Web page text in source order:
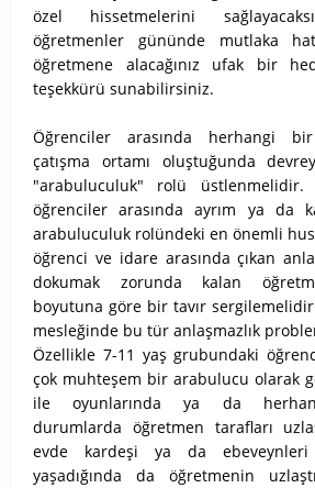
özel hissetmelerini
öğretmenler gününde mutlaka
öğretmene alacağınız ufak bir
teşekkürü sunabilirsiniz.
Öğrenciler arasında herhangi
çatışma ortamı oluştuğunda
"arabuluculuk" rolü üstlenmelidir.
öğrenciler arasında ayrım ya da
arabuluculuk rolündeki en önemli
öğrenci ve idare arasında çıkan
dokumak zorunda kalan
boyutuna göre bir tavır
mesleğinde bu tür anlaşmazlık
Özellikle 7-11 yaş grubundaki
çok muhteşem bir arabulucu olarak
ile oyunlarında ya da
durumlarda öğretmen tarafları
evde kardeşi ya da
yaşadığında da öğretmenin